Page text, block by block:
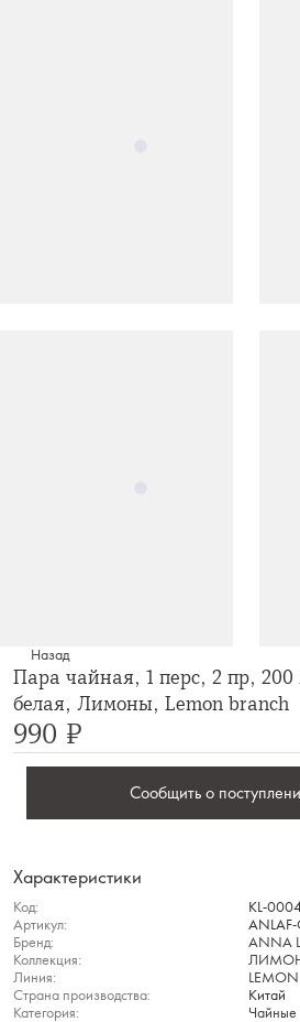
Назад
Пара чайная, 1 перс, 2 пр,
белая, Лимоны, Lemon branch
990 ₽
Сообщить о
Характеристики
Код:
KL-
Артикул:
Бренд:
ANNA
Коллекция:
Линия:
Страна производства:
Китай
Категория:
Чайные